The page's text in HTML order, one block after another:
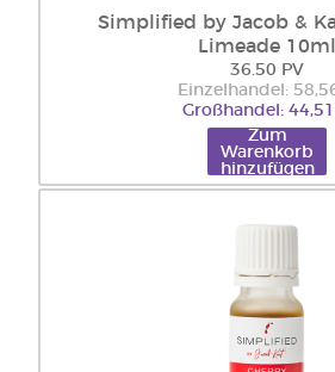
Simplified by Jacob &
Limeade 10ml
36.50 PV
Einzelhandel:
Großhandel:
Zum
Warenkorb
hinzufügen